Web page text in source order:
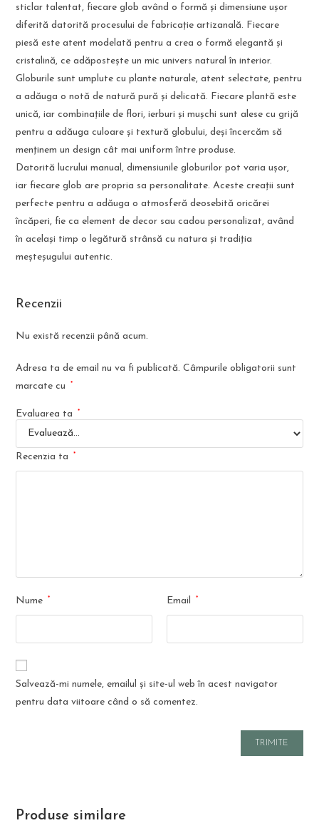
sticlar talentat, fiecare glob având o formă și dimensiune ușor
diferită datorită procesului de fabricație artizanală. Fiecare
piesă este atent modelată pentru a crea o formă elegantă și
cristalină, ce adăpostește un mic univers natural în interior.
Globurile sunt umplute cu plante naturale, atent selectate, pentru
a adăuga o notă de natură pură și delicată. Fiecare plantă este
unică, iar combinațiile de flori, ierburi și mușchi sunt alese cu grijă
pentru a adăuga culoare și textură globului, deși încercăm să
menținem un design cât mai uniform între produse.
Datorită lucrului manual, dimensiunile globurilor pot varia ușor,
iar fiecare glob are propria sa personalitate. Aceste creații sunt
perfecte pentru a adăuga o atmosferă deosebită oricărei
încăperi, fie ca element de decor sau cadou personalizat, având
în același timp o legătură strânsă cu natura și tradiția
meșteșugului autentic.
Recenzii
Nu există recenzii până acum.
Adresa ta de email nu va fi publicată. Câmpurile obligatorii sunt
marcate cu
*
Evaluarea ta *
Recenzia ta *
Nume * Email *
Salvează-mi numele, emailul și site-ul web în acest navigator
pentru data viitoare când o să comentez.
Produse similare